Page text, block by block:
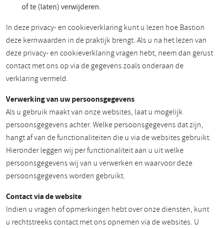
of te (laten) verwijderen.
In deze privacy- en cookieverklaring kunt u lezen hoe Bastion
deze kernwaarden in de praktijk brengt. Als u na het lezen van
deze privacy- en cookieverklaring vragen hebt, neem dan gerust
contact met ons op via de gegevens zoals onderaan de
verklaring vermeld.
Verwerking van uw persoonsgegevens
Als u gebruik maakt van onze websites, laat u mogelijk
persoonsgegevens achter. Welke persoonsgegevens dat zijn,
hangt af van de functionaliteiten die u via de websites gebruikt.
Hieronder leggen wij per functionaliteit aan u uit welke
persoonsgegevens wij van u verwerken en waarvoor deze
persoonsgegevens worden gebruikt.
Contact via de website
Indien u vragen of opmerkingen hebt over onze diensten, kunt
u rechtstreeks contact met ons opnemen via de websites. U